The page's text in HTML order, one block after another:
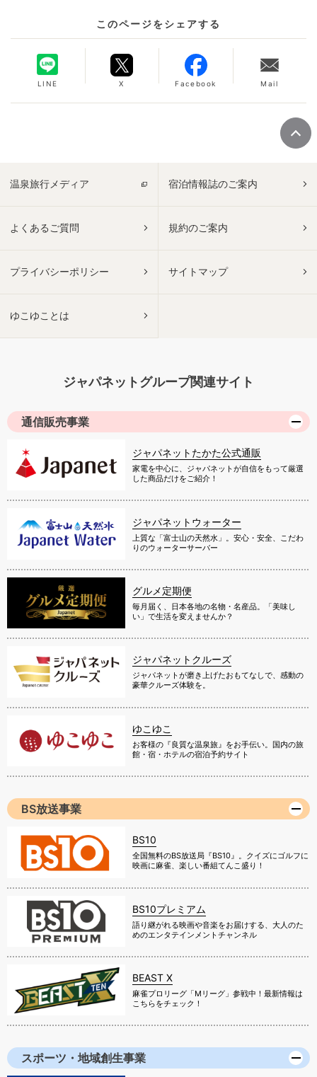
このページをシェアする
LINE X Facebook Mail
温泉旅行メディア 宿泊情報誌のご案内
よくあるご質問 規約のご案内
プライバシーポリシー サイトマップ
ゆこゆことは
ジャパネットグループ関連サイト
通信販売事業
ジャパネットたかた公式通販
家電を中心に、ジャパネットが自信をもって厳選
した商品だけをご紹介！
ジャパネットウォーター
上質な「富士山の天然水」。安心・安全、こだわ
りのウォーターサーバー
グルメ定期便
毎月届く、日本各地の名物・名産品。「美味し
い」で生活を変えませんか？
ジャパネットクルーズ
ジャパネットが磨き上げたおもてなしで、感動の
豪華クルーズ体験を。
ゆこゆこ
お客様の『良質な温泉旅』をお手伝い。国内の旅
館・宿・ホテルの宿泊予約サイト
BS放送事業
BS10
全国無料のBS放送局『BS10』。クイズにゴルフに
映画に麻雀、楽しい番組てんこ盛り！
BS10プレミアム
語り継がれる映画や音楽をお届けする、大人のた
めのエンタテインメントチャンネル
BEAST X
麻雀プロリーグ「Mリーグ」参戦中！最新情報は
こちらをチェック！
スポーツ・地域創生事業